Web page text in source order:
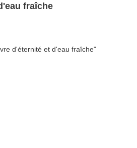
fraîche